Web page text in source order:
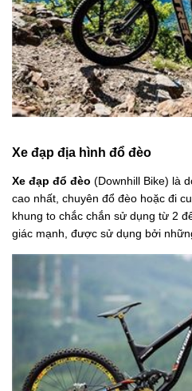
Xe đạp địa hình đổ đèo
Xe đạp đổ đèo (Downhill Bike) là
cao nhất, chuyên đổ đèo hoặc đi
khung to chắc chắn sử dụng từ 2
giác mạnh, được sử dụng bởi